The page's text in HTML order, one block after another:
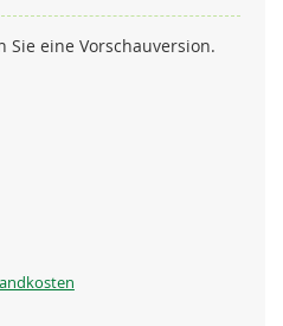
eine Vorschauversion.